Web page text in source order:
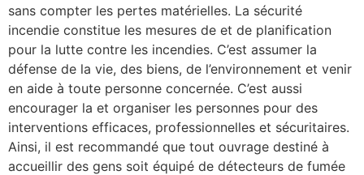
sans compter les pertes matérielles. La sécurité
incendie constitue les mesures de et de planification
pour la lutte contre les incendies. C’est assumer la
défense de la vie, des biens, de l’environnement et venir
en aide à toute personne concernée. C’est aussi
encourager la et organiser les personnes pour des
interventions efficaces, professionnelles et sécuritaires.
Ainsi, il est recommandé que tout ouvrage destiné à
accueillir des gens soit équipé de détecteurs de fumée